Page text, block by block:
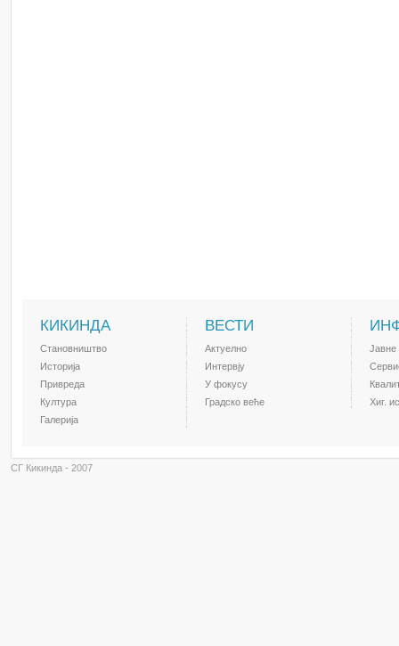
КИКИНДА
Становништво
Историја
Привреда
Култура
Галерија
ВЕСТИ
Актуелно
Интервју
У фокусу
Градско веће
Јавне
Хиг.
СГ Кикинда - 2007